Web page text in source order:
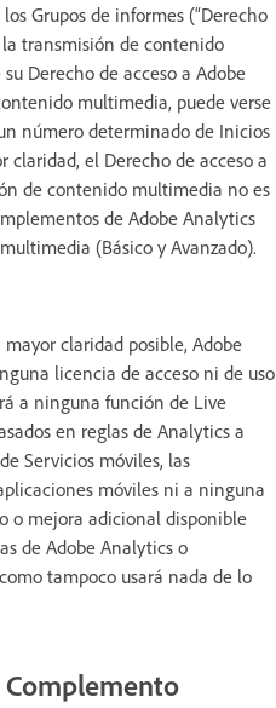
Grupos de informes (“Derecho
transmisión de contenido
Derecho de acceso a Adobe
multimedia, puede verse
número determinado de Inicios
claridad, el Derecho de acceso a
de contenido multimedia no es
de Adobe Analytics
(Básico y Avanzado).
claridad posible, Adobe
licencia de acceso ni de uso
a ninguna función de Live
en reglas de Analytics a
Servicios móviles, las
móviles ni a ninguna
o mejora adicional disponible
de Adobe Analytics o
tampoco usará nada de lo